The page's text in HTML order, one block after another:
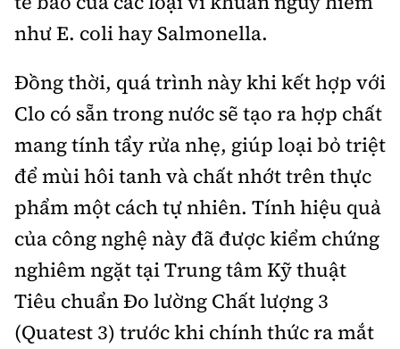
như E. coli hay Salmonella.
Đồng thời, quá trình này khi kết hợp với
Clo có sẵn trong nước sẽ tạo ra hợp chất
mang tính tẩy rửa nhẹ, giúp loại bỏ triệt
để mùi hôi tanh và chất nhớt trên thực
phẩm một cách tự nhiên. Tính hiệu quả
của công nghệ này đã được kiểm chứng
nghiêm ngặt tại Trung tâm Kỹ thuật
Tiêu chuẩn Đo lường Chất lượng 3
(Quatest 3) trước khi chính thức ra mắt